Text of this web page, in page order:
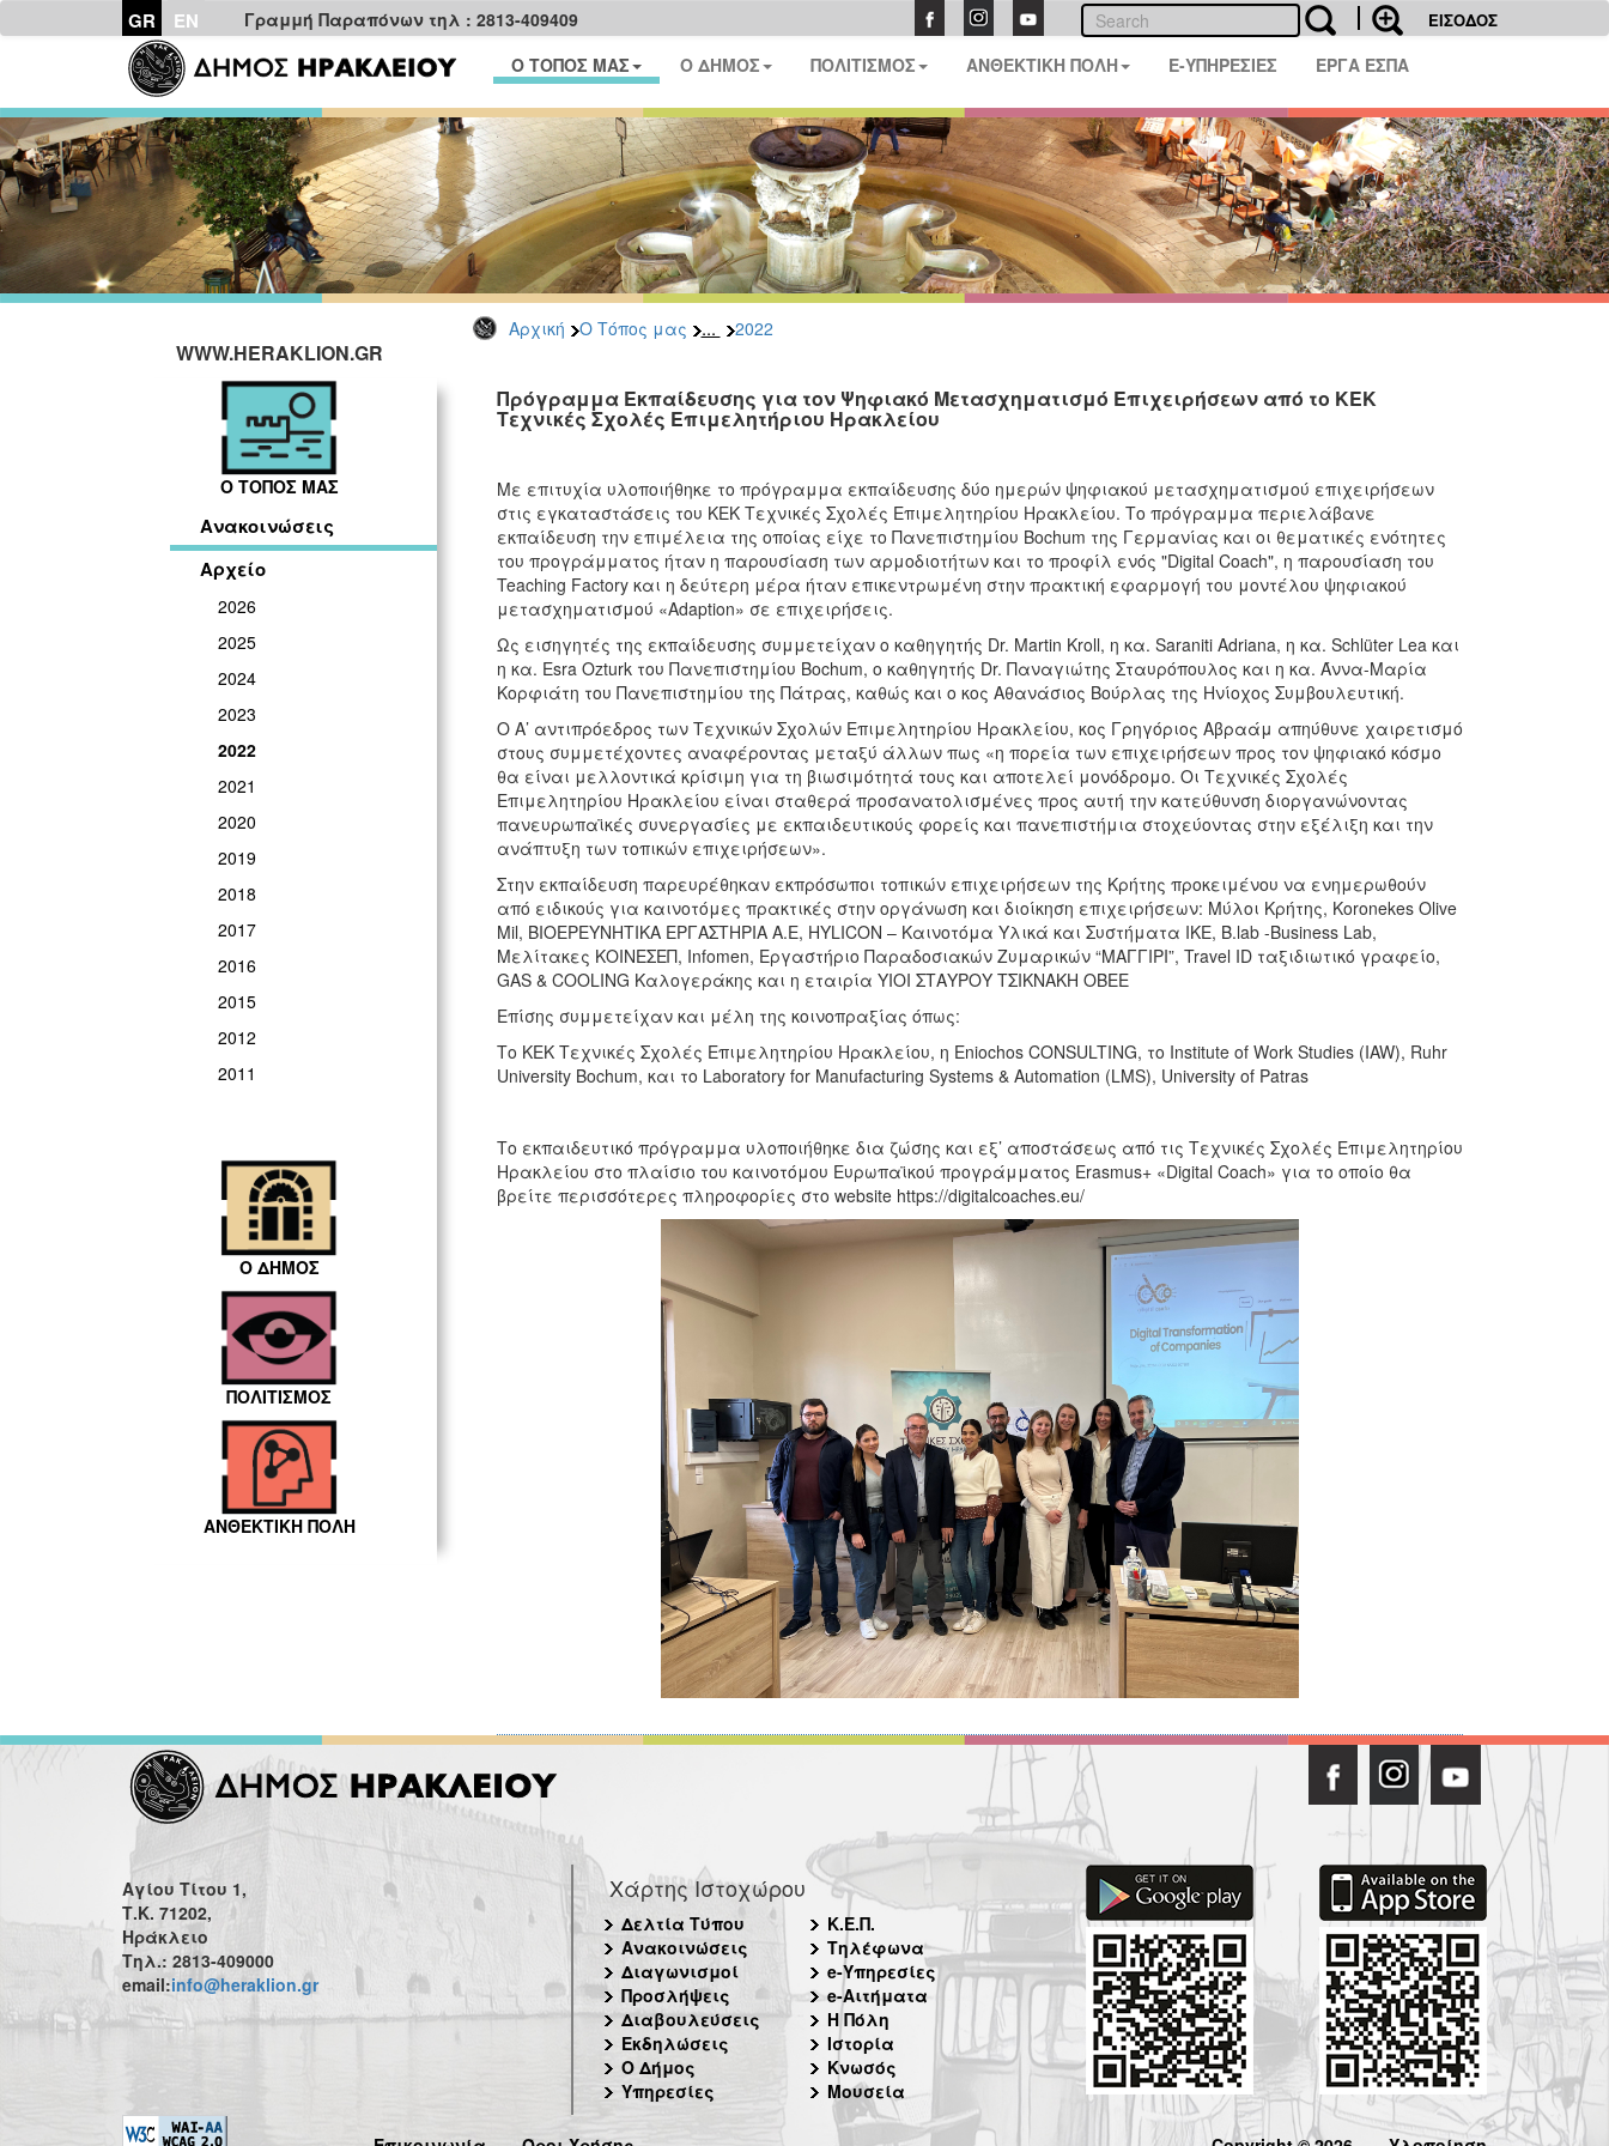
GR EN Γραμμή Παραπόνων τηλ : 2813-409409 ΕΙΣΟΔΟΣ
Ο ΤΟΠΟΣ ΜΑΣ Ο ΔΗΜΟΣ ΠΟΛΙΤΙΣΜΟΣ ΑΝΘΕΚΤΙΚΗ ΠΟΛΗ E-ΥΠΗΡΕΣΙΕΣ ΕΡΓΑ ΕΣΠΑ
Αρχική Ο Τόπος μας ... 2022
WWW.HERAKLION.GR
Ο ΤΟΠΟΣ ΜΑΣ
Ανακοινώσεις
Αρχείο
2026
2025
2024
2023
2022
2021
2020
2019
2018
2017
2016
2015
2012
2011
Ο ΔΗΜΟΣ
ΠΟΛΙΤΙΣΜΟΣ
ΑΝΘΕΚΤΙΚΗ ΠΟΛΗ
Πρόγραμμα Εκπαίδευσης για τον Ψηφιακό Μετασχηματισμό Επιχειρήσεων από το ΚΕΚ
Τεχνικές Σχολές Επιμελητήριου Ηρακλείου
Με επιτυχία υλοποιήθηκε το πρόγραμμα εκπαίδευσης δύο ημερών ψηφιακού μετασχηματισμού επιχειρήσεων
στις εγκαταστάσεις του ΚΕΚ Τεχνικές Σχολές Επιμελητηρίου Ηρακλείου. Το πρόγραμμα περιελάβανε
εκπαίδευση την επιμέλεια της οποίας είχε το Πανεπιστημίου Bochum της Γερμανίας και οι θεματικές ενότητες
του προγράμματος ήταν η παρουσίαση των αρμοδιοτήτων και το προφίλ ενός "Digital Coach", η παρουσίαση του
Teaching Factory και η δεύτερη μέρα ήταν επικεντρωμένη στην πρακτική εφαρμογή του μοντέλου ψηφιακού
μετασχηματισμού «Adaption» σε επιχειρήσεις.
Ως εισηγητές της εκπαίδευσης συμμετείχαν ο καθηγητής Dr. Martin Kroll, η κα. Saraniti Adriana, η κα. Schlüter Lea και
η κα. Esra Ozturk του Πανεπιστημίου Bochum, ο καθηγητής Dr. Παναγιώτης Σταυρόπουλος και η κα. Άννα-Μαρία
Κορφιάτη του Πανεπιστημίου της Πάτρας, καθώς και ο κος Αθανάσιος Βούρλας της Ηνίοχος Συμβουλευτική.
Ο Α’ αντιπρόεδρος των Τεχνικών Σχολών Επιμελητηρίου Ηρακλείου, κος Γρηγόριος Αβραάμ απηύθυνε χαιρετισμό
στους συμμετέχοντες αναφέροντας μεταξύ άλλων πως «η πορεία των επιχειρήσεων προς τον ψηφιακό κόσμο
θα είναι μελλοντικά κρίσιμη για τη βιωσιμότητά τους και αποτελεί μονόδρομο. Οι Τεχνικές Σχολές
Επιμελητηρίου Ηρακλείου είναι σταθερά προσανατολισμένες προς αυτή την κατεύθυνση διοργανώνοντας
πανευρωπαϊκές συνεργασίες με εκπαιδευτικούς φορείς και πανεπιστήμια στοχεύοντας στην εξέλιξη και την
ανάπτυξη των τοπικών επιχειρήσεων».
Στην εκπαίδευση παρευρέθηκαν εκπρόσωποι τοπικών επιχειρήσεων της Κρήτης προκειμένου να ενημερωθούν
από ειδικούς για καινοτόμες πρακτικές στην οργάνωση και διοίκηση επιχειρήσεων: Μύλοι Κρήτης, Koronekes Olive
Mil, ΒΙΟΕΡΕΥΝΗΤΙΚΑ ΕΡΓΑΣΤΗΡΙΑ Α.Ε, HYLICON – Καινοτόμα Υλικά και Συστήματα ΙΚΕ, B.lab -Business Lab,
Μελίτακες ΚΟΙΝΕΣΕΠ, Infomen, Εργαστήριο Παραδοσιακών Ζυμαρικών “ΜΑΓΓΙΡΙ”, Travel ID ταξιδιωτικό γραφείο,
GAS & COOLING Καλογεράκης και η εταιρία ΥΙΟΙ ΣΤΑΥΡΟΥ ΤΣΙΚΝΑΚΗ ΟΒΕΕ
Επίσης συμμετείχαν και μέλη της κοινοπραξίας όπως:
Το ΚΕΚ Τεχνικές Σχολές Επιμελητηρίου Ηρακλείου, η Eniochos CONSULTING, το Institute of Work Studies (IAW), Ruhr
University Bochum, και το Laboratory for Manufacturing Systems & Automation (LMS), University of Patras
Το εκπαιδευτικό πρόγραμμα υλοποιήθηκε δια ζώσης και εξ’ αποστάσεως από τις Τεχνικές Σχολές Επιμελητηρίου
Ηρακλείου στο πλαίσιο του καινοτόμου Ευρωπαϊκού προγράμματος Erasmus+ «Digital Coach» για το οποίο θα
βρείτε περισσότερες πληροφορίες στο website https://digitalcoaches.eu/
Αγίου Τίτου 1,
Τ.Κ. 71202,
Ηράκλειο
Τηλ.: 2813-409000
email:info@heraklion.gr
Χάρτης Ιστοχώρου
Δελτία Τύπου
Ανακοινώσεις
Διαγωνισμοί
Προσλήψεις
Διαβουλεύσεις
Εκδηλώσεις
Ο Δήμος
Υπηρεσίες
Κ.Ε.Π.
Τηλέφωνα
e-Υπηρεσίες
e-Αιτήματα
Η Πόλη
Ιστορία
Κνωσός
Μουσεία